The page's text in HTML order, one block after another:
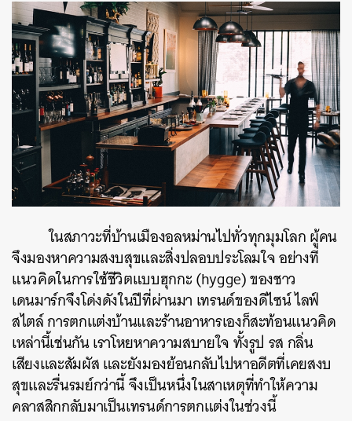
ในสภาวะที่บ้านเมืองอลหม่านไปทั่วทุกมุมโลกผู้คน
จึงมองหาความสงบสุขและสิ่งปลอบประโลมใจอย่างที่
แนวคิดในการใช้ชีวิตแบบฮุกกะ(hygge)ของชาว
เดนมาร์กจึงโด่งดังในปีที่ผ่านมา เทรนด์ของดีไซน์ไลฟ์
สไตล์การตกแต่งบ้านและร้านอาหารเองก็สะท้อนแนวคิด
เหล่านี้เช่นกันเราโหยหาความสบายใจทั้งรูป รสกลิ่น
เสียงและสัมผัสและยังมองย้อนกลับไปหาอดีตที่เคยสงบ
สุขและรื่นรมย์กว่านี้จึงเป็นหนึ่งในสาเหตุที่ทำให้ความ
คลาสสิกกลับมาเป็นเทรนด์การตกแต่งในช่วงนี้